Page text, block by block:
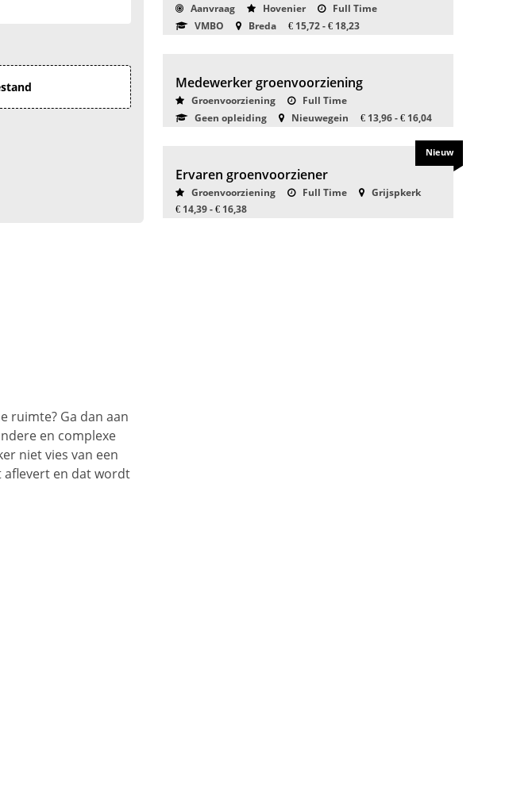
ruimte? Ga dan aan
en complexe
niet vies van een
aflevert en dat wordt
Aanvraag Hovenier
Full Time
VMBO
Breda € 15,72 - € 18,23
Medewerker groenvoorziening
Groenvoorziening
Full Time
Geen opleiding
Nieuwegein € 13,96 - € 16,04
Ervaren groenvoorziener
Groenvoorziening Full Time Grijspkerk
€ 14,39 - € 16,38
Nieuw